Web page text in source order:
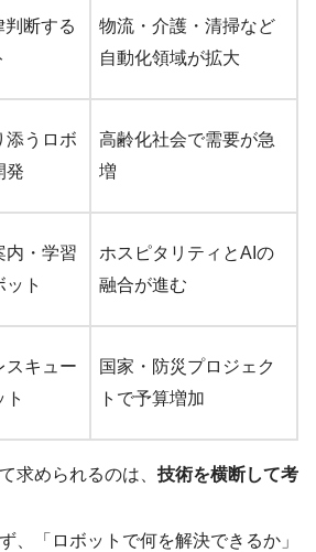
判断する
物流・介護・清掃など
自動化領域が拡大
添うロボ
発
高齢化社会で需要が急
増
内・学習
ット
ホスピタリティとAIの
融合が進む
スキュー
ト
国家・防災プロジェク
トで予算増加
求められるのは、 技術を横断して考
、「ロボットで何を解決できるか」